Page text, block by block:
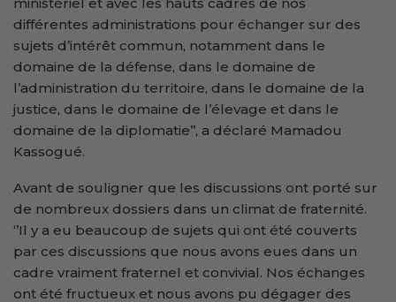
différentes administrations pour échanger sur des
sujets d’intérêt commun, notamment dans le
domaine de la défense, dans le domaine de
l’administration du territoire, dans le domaine de la
justice, dans le domaine de l’élevage et dans le
domaine de la diplomatie’’, a déclaré Mamadou
Kassogué.
Avant de souligner que les discussions ont porté sur
de nombreux dossiers dans un climat de fraternité.
‘’Il y a eu beaucoup de sujets qui ont été couverts
par ces discussions que nous avons eues dans un
cadre vraiment fraternel et convivial. Nos échanges
ont été fructueux et nous avons pu dégager des